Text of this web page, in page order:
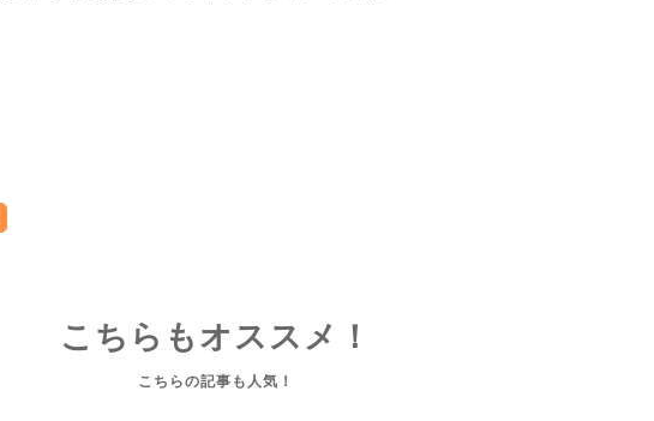
こちらもオススメ！